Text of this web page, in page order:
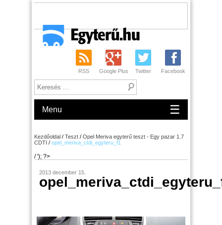
RSS Google Plus Twitter Facebook
Menu ☰
Kezdőoldal / Teszt / Opel Meriva egyterű teszt - Egy pazar 1.7
CDTI / opel_meriva_ctdi_egyteru_f1
/ '); ?>
2013 december 15.